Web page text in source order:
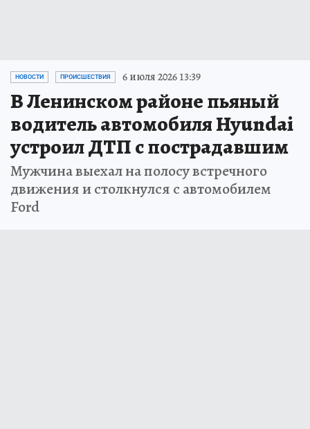
НОВОСТИ ПРОИСШЕСТВИЯ 6 июля 2026 13:39
В Ленинском районе пьяный
водитель автомобиля Hyundai
устроил ДТП с пострадавшим
Мужчина выехал на полосу встречного
движения и столкнулся с автомобилем
Ford